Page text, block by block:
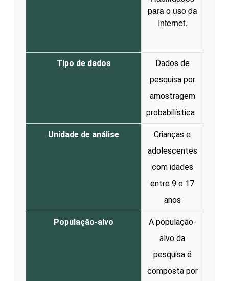
para o uso da
Internet.
Tipo de dados
Dados de
pesquisa por
amostragem
probabilística
Unidade de análise
Crianças e
adolescentes
com idades
entre 9 e 17
anos
População-alvo
A população-
alvo da
pesquisa é
composta por